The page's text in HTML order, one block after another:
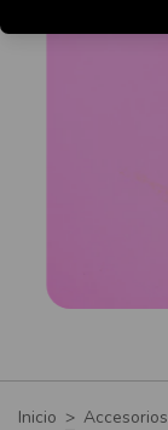
Inicio > Accesorios